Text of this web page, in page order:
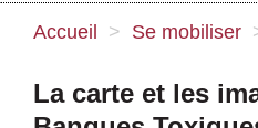
Nos idées
Accueil > Se mobiliser
La carte et les